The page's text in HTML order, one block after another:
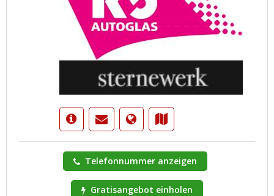
Telefonnummer anzeigen
Gratisangebot einholen